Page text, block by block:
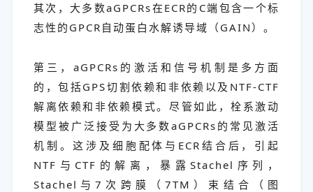
其次，大多数aGPCRs在ECR的C端包含一个标
志性的GPCR自动蛋白水解诱导域（GAIN）。
第三，aGPCRs的激活和信号机制是多方面
的，包括GPS切割依赖和非依赖以及NTF-CTF
解离依赖和非依赖模式。尽管如此，栓系激动
模型被广泛接受为大多数aGPCRs的常见激活
机制。这涉及细胞配体与ECR结合后，引起
NTF与CTF的解离，暴露Stachel序列，
Stachel与7次跨膜（7TM）束结合（图